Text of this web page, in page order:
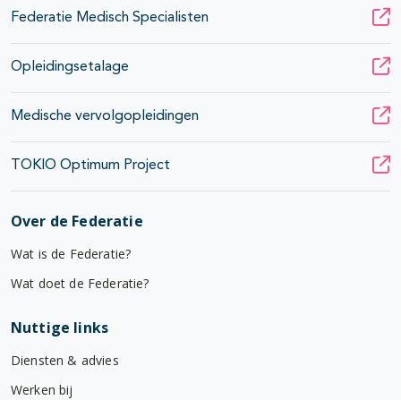
Federatie Medisch Specialisten
Opleidingsetalage
Medische vervolgopleidingen
TOKIO Optimum Project
Over de Federatie
Wat is de Federatie?
Wat doet de Federatie?
Nuttige links
Diensten & advies
Werken bij